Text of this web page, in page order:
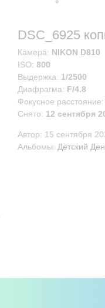
DSC_6925
Камера: NIKON D810
ISO: 800
Выдержка: 1/2500
Диафрагма: F/4.8
Фокусное расстояние:
Снято: 12 сентября
Автор: 15 сентября
Альбомы: Детский